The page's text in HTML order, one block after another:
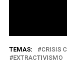
TEMAS: CRISIS
EXTRACTIVISMO